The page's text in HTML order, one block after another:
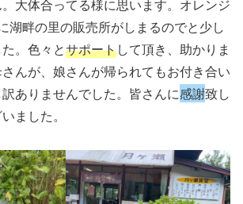
大体合ってる様に思います。オレンジ
湖畔の里の販売所がしまるのでと少し
。色々とサポートして頂き、助かりま
んが、娘さんが帰られてもお付き合い
ありませんでした。皆さんに感謝致し
ました。